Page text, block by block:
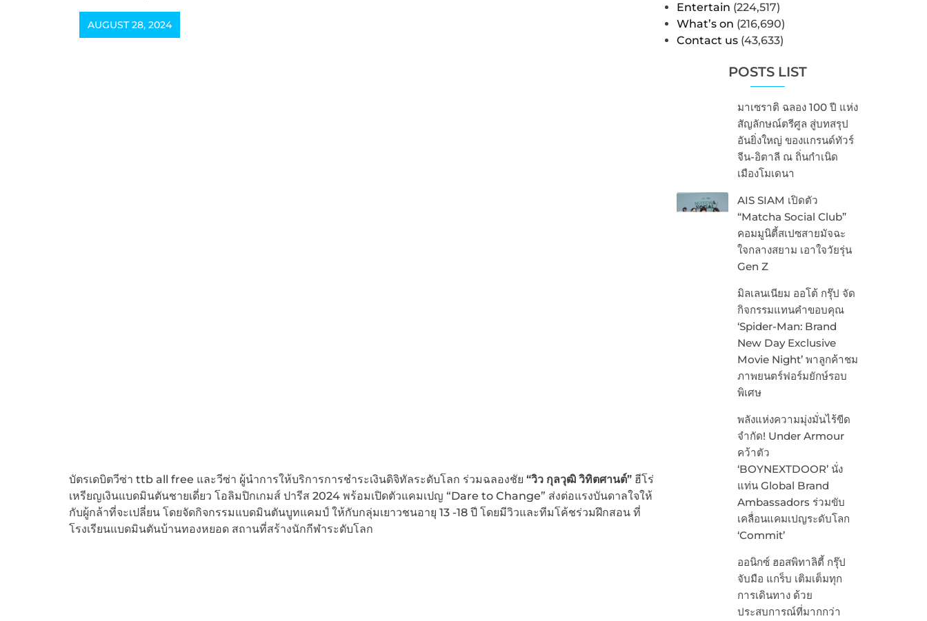
Entertain (224,517)
What’s on (216,690)
Contact us (43,633)
POSTS LIST
มาเซราติ ฉลอง 100 ปี แห่ง
สัญลักษณ์ตรีศูล สู่บทสรุป
อันยิ่งใหญ่ ของแกรนด์ทัวร์
จีน-อิตาลี ณ ถิ่นกำเนิด
เมืองโมเดนา
AIS SIAM เปิดตัว
“Matcha Social Club”
คอมมูนิตี้สเปซสายมัจฉะ
ใจกลางสยาม เอาใจวัยรุ่น
Gen Z
มิลเลนเนียม ออโต้ กรุ๊ป จัด
กิจกรรมแทนคำขอบคุณ
‘Spider-Man: Brand
New Day Exclusive
Movie Night’ พาลูกค้าชม
ภาพยนตร์ฟอร์มยักษ์รอบ
พิเศษ
พลังแห่งความมุ่งมั่นไร้ขีด
จำกัด! Under Armour
คว้าตัว
‘BOYNEXTDOOR’ นั่ง
แท่น Global Brand
Ambassadors ร่วมขับ
เคลื่อนแคมเปญระดับโลก
‘Commit’
ออนิกซ์ ฮอสพิทาลิตี้ กรุ๊ป
จับมือ แกร็บ เติมเต็มทุก
การเดินทาง ด้วย
ประสบการณ์ที่มากกว่า
AUGUST 28, 2024
บัตรเดบิตวีซ่า ttb all free และวีซ่า ผู้นำการให้บริการการชำระเงินดิจิทัลระดับโลก ร่วมฉลองชัย “วิว กุลวุฒิ วิทิตศานต์”ฮีโร่
เหรียญเงินแบดมินตันชายเดี่ยว โอลิมปิกเกมส์ ปารีส 2024 พร้อมเปิดตัวแคมเปญ “Dare to Change” ส่งต่อแรงบันดาลใจให้
กับผู้กล้าที่จะเปลี่ยน โดยจัดกิจกรรมแบดมินตันบูทแคมป์ ให้กับกลุ่มเยาวชนอายุ 13 -18 ปี โดยมีวิวและทีมโค้ชร่วมฝึกสอน ที่
โรงเรียนแบดมินตันบ้านทองหยอด สถานที่สร้างนักกีฬาระดับโลก